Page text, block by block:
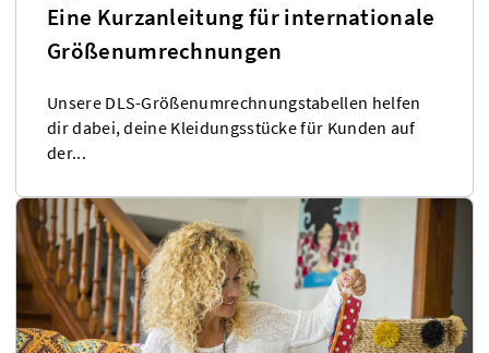
Eine Kurzanleitung für internationale
Größenumrechnungen
Unsere DLS-Größenumrechnungstabellen helfen
dir dabei, deine Kleidungsstücke für Kunden auf
der...